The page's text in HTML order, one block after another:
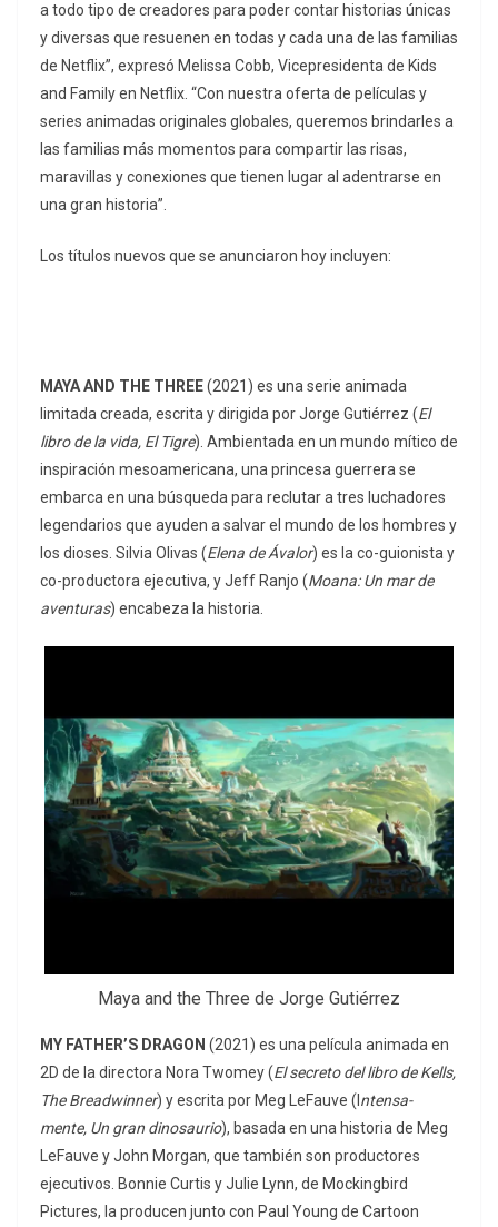
a todo tipo de creadores para poder contar historias únicas
y diversas que resuenen en todas y cada una de las familias
de Netflix”, expresó Melissa Cobb, Vicepresidenta de Kids
and Family en Netflix. “Con nuestra oferta de películas y
series animadas originales globales, queremos brindarles a
las familias más momentos para compartir las risas,
maravillas y conexiones que tienen lugar al adentrarse en
una gran historia”.
Los títulos nuevos que se anunciaron hoy incluyen:
MAYA AND THE THREE(2021) es una serie animada
limitada creada, escrita y dirigida por Jorge Gutiérrez (El
libro de la vida, El Tigre). Ambientada en un mundo mítico de
inspiración mesoamericana, una princesa guerrera se
embarca en una búsqueda para reclutar a tres luchadores
legendarios que ayuden a salvar el mundo de los hombres y
los dioses. Silvia Olivas (Elena de Ávalor) es la co-guionista y
co-productora ejecutiva, y Jeff Ranjo (Moana: Un mar de
aventuras) encabeza la historia.
Maya and the Three de Jorge Gutiérrez
MY FATHER’S DRAGON (2021) es una película animada en
2D de la directora Nora Twomey (El secreto del libro de Kells,
The Breadwinner) y escrita por Meg LeFauve (I ntensa-
mente, Un gran dinosaurio), basada en una historia de Meg
LeFauve y John Morgan, que también son productores
ejecutivos. Bonnie Curtis y Julie Lynn, de Mockingbird
Pictures, la producen junto con Paul Young de Cartoon